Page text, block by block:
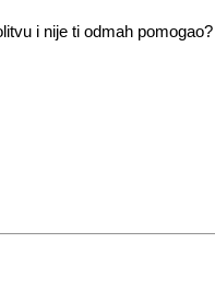
i nije ti odmah pomogao?